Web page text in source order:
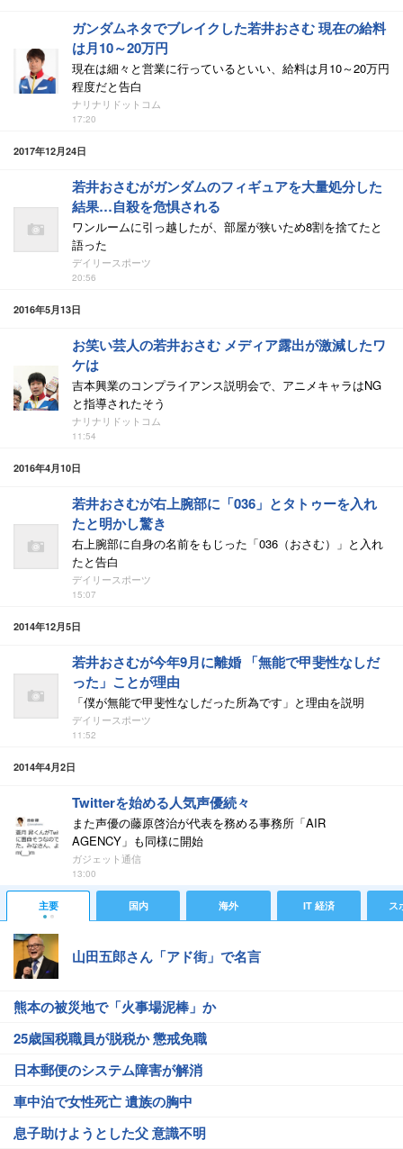
ガンダムネタでブレイクした若井おさむ 現在の給料
は月10～20万円
現在は細々と営業に行っているといい、給料は月10～20万円
程度だと告白
ナリナリドットコム
17:20
2017年12月24日
若井おさむがガンダムのフィギュアを大量処分した
結果…自殺を危惧される
ワンルームに引っ越したが、部屋が狭いため8割を捨てたと
語った
デイリースポーツ
20:56
2016年5月13日
お笑い芸人の若井おさむ メディア露出が激減したワ
ケは
吉本興業のコンプライアンス説明会で、アニメキャラはNG
と指導されたそう
ナリナリドットコム
11:54
2016年4月10日
若井おさむが右上腕部に「036」とタトゥーを入れ
たと明かし驚き
右上腕部に自身の名前をもじった「036（おさむ）」と入れ
たと告白
デイリースポーツ
15:07
2014年12月5日
若井おさむが今年9月に離婚 「無能で甲斐性なしだ
った」ことが理由
「僕が無能で甲斐性なしだった所為です」と理由を説明
デイリースポーツ
11:52
2014年4月2日
Twitterを始める人気声優続々
また声優の藤原啓治が代表を務める事務所「AIR
AGENCY」も同様に開始
ガジェット通信
13:00
主要 国内 海外 IT 経済 ス
山田五郎さん「アド街」で名言
熊本の被災地で「火事場泥棒」か
25歳国税職員が脱税か 懲戒免職
日本郵便のシステム障害が解消
車中泊で女性死亡 遺族の胸中
息子助けようとした父 意識不明